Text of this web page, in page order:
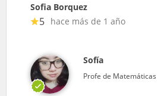
Sofia Borquez
5 hace más de 1 año
Sofía
Profe de Matemáticas